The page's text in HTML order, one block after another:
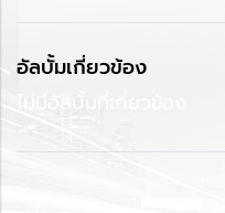
อัลบั้มเกี่ยวข้อง
ไม่มีอัลบั้มที่เกี่ยวข้อง